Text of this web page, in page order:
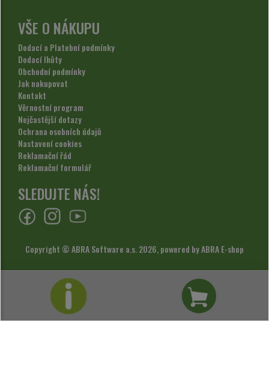
VŠE O NÁKUPU
Dodací a Platební podmínky
Dodací lhůty
Obchodní podmínky
Jak nakupovat
Kontakt
Věrnostní program
Nejčastější dotazy
Ochrana osobních údajů
Nastavení cookies
Reklamační řád
Reklamační formulář
SLEDUJTE NÁS!
Copyright © ABRA Software a.s. 2026,powered by ABRA E-shop